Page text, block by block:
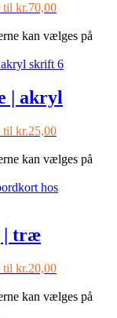
til kr.70,00
kan vælges på
| akryl
til kr.25,00
kan vælges på
| træ
til kr.20,00
kan vælges på